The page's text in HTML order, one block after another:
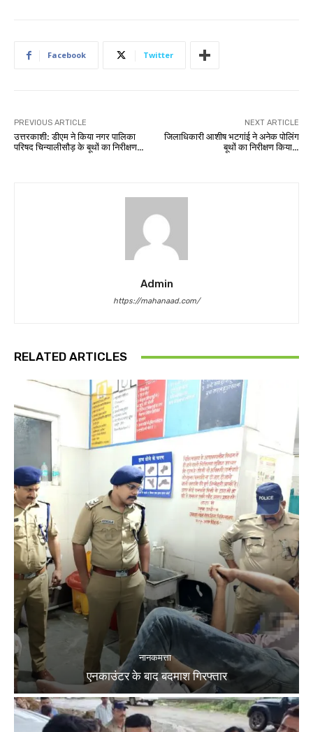
Facebook Twitter
PREVIOUS ARTICLE
उत्तरकाशी: डीएम ने किया नगर पालिका
परिषद चिन्यालीसौड़ के बूथों का निरीक्षण…
NEXT ARTICLE
जिलाधिकारी आशीष भटगांई ने अनेक पोलिंग
बूथों का निरीक्षण किया…
Admin
https://mahanaad.com/
RELATED ARTICLES
नानकमत्ता
एनकाउंटर के बाद बदमाश गिरफ्तार